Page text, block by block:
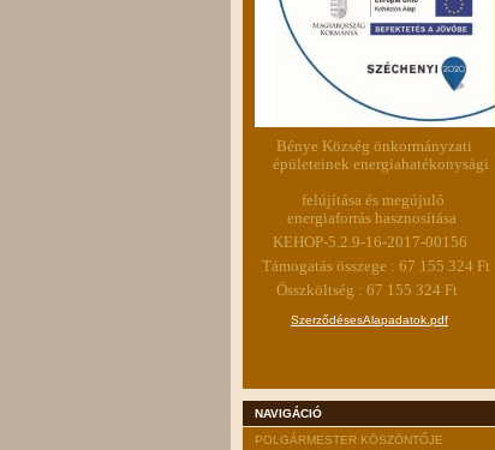
Bénye Község önkormányzati
épületeinek energiahatékonysági
felújítása és megújuló
energiaforrás hasznosítása
KEHOP-5.2.9-16-2017-00156
Támogatás összege : 67 155 324 Ft
Összköltség : 67 155 324 Ft
SzerződésesAlapadatok.pdf
NAVIGÁCIÓ
POLGÁRMESTER KÖSZÖNTŐJE